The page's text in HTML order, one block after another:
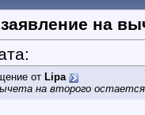
на
от Lipa
на второго остается